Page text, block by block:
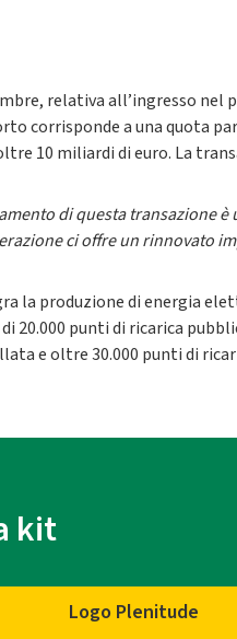
relativa all’ingresso
corrisponde a una quota
10 miliardi di euro. La
di questa transazione
ci offre un rinnovato
la produzione di energia
20.000 punti di ricarica
e oltre 30.000 punti di
kit
Logo Plenitude